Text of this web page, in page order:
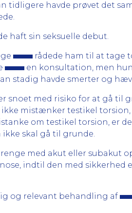
tidligere havde prøvet det
haft sin seksuelle debut.
rådede ham til at tage
en konsultation, men
stadig havde smerter og
snoet med risiko for at gå til
mistænker testikel
om testikel torsion, er
skal gå til grunde.
med akut eller subakut
indtil den med sikkerhed
og relevant behandling af